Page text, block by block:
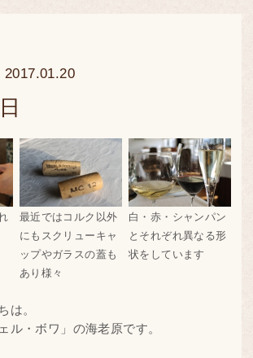
2017.01.20
最近ではコルク以外
にもスクリューキャ
ップやガラスの蓋も
あり様々
白・赤・シャンパン
とそれぞれ異なる形
状をしています
は。
ル・ボワ」の海老原です。